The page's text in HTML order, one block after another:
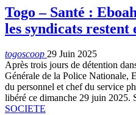
Togo – Santé :
les syndicats restent
togoscoop 29 Juin 2025
Après trois jours de détention
Générale de la Police Nationale,
du personnel et chef du service
libéré ce dimanche 29 juin 2025.
SOCIETE